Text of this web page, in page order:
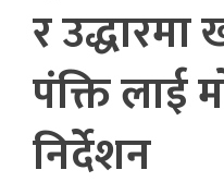
र उद्धारमा
पंक्ति लाई
निर्देशन